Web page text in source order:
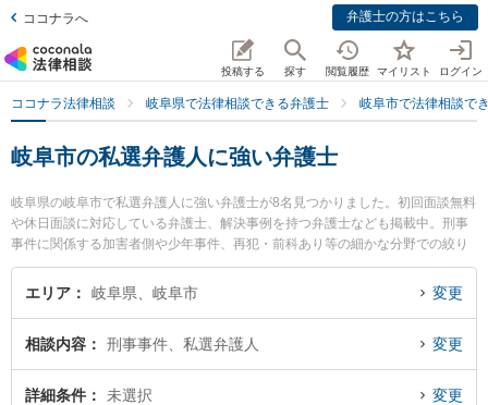
ココナラへ 弁護士の方はこちら
投稿する 探す 閲覧履歴 マイリスト ログイン
ココナラ法律相談 岐阜県で法律相談できる弁護士 岐阜市で法律相談で
岐阜市の私選弁護人に強い弁護士
岐阜県の岐阜市で私選弁護人に強い弁護士が8名見つかりました。初回面談無料
や休日面談に対応している弁護士、解決事例を持つ弁護士なども掲載中。刑事
事件に関係する加害者側や少年事件、再犯・前科あり等の細かな分野での絞り
込み検索もでき便利です。特にベリーベスト法律事務所 岐阜オフィスの和田 尚
也弁護士やベリーベスト法律事務所 岐阜オフィスの藤嶋 護弁護士、坂井田法律
ぐに弁護士に相談したい』『私選弁護人のトラブル解決の実績豊富な近くの弁
護士を検索したい』『初回相談無料で私選弁護人を法律相談できる岐阜市内の
弁護士に相談予約したい』などでお困りの相談者さんにおすすめです。
エリア 岐阜県、岐阜市 変更
相談内容 刑事事件、私選弁護人 変更
詳細条件 未選択 変更